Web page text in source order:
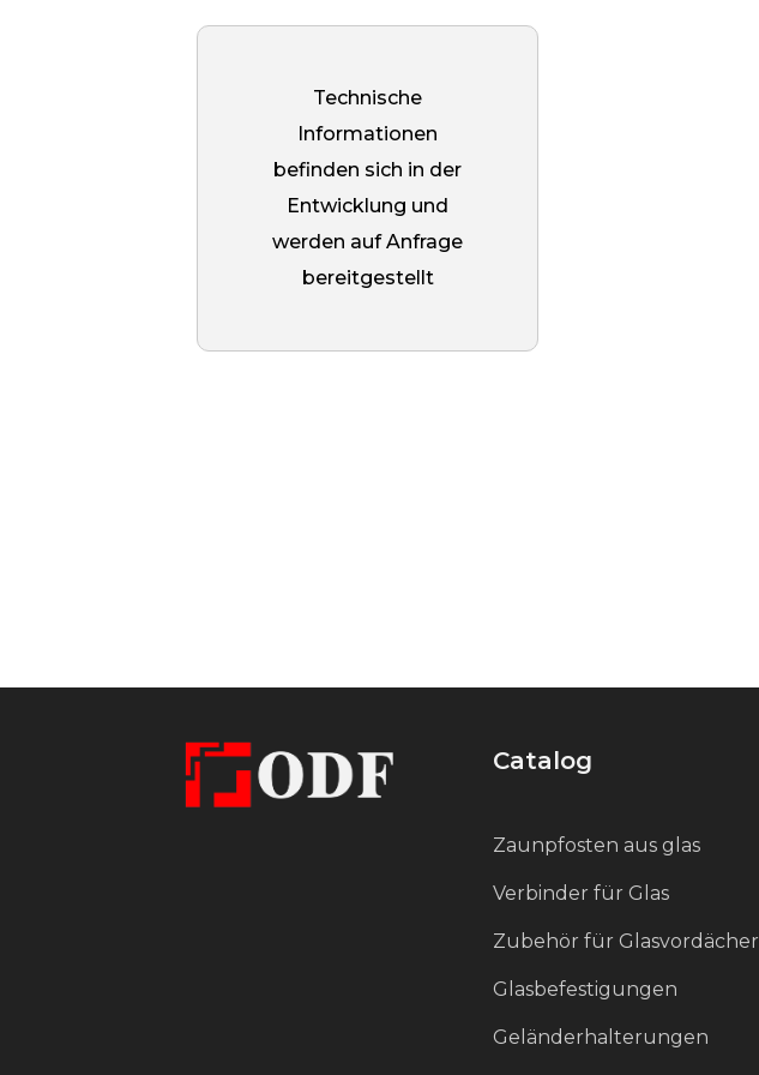
spielt. Bei der Montage wird der
Anker im Beton fixiert, und erst
nach dem Aushärten der Mischung
wird der Abstand angeschraubt.
Durch das Versenken entfällt die
Notwendigkeit, überschüssige
ausgehärtete Masse zu entfernen,
dem Produkt ein elegantes und
zusätzlichen Schutz gegen
Feuchtigkeit, mechanische
Beschädigungen und Chemikalien.
hervorragend für den Einsatz in
einer Vielzahl von Umgebungen.
Technische
Informationen
befinden sich in der
Entwicklung und
werden auf Anfrage
bereitgestellt
Catalog
Zaunpfosten aus glas
Verbinder für Glas
Zubehör für Glasvordächer
Glasbefestigungen
Geländerhalterungen